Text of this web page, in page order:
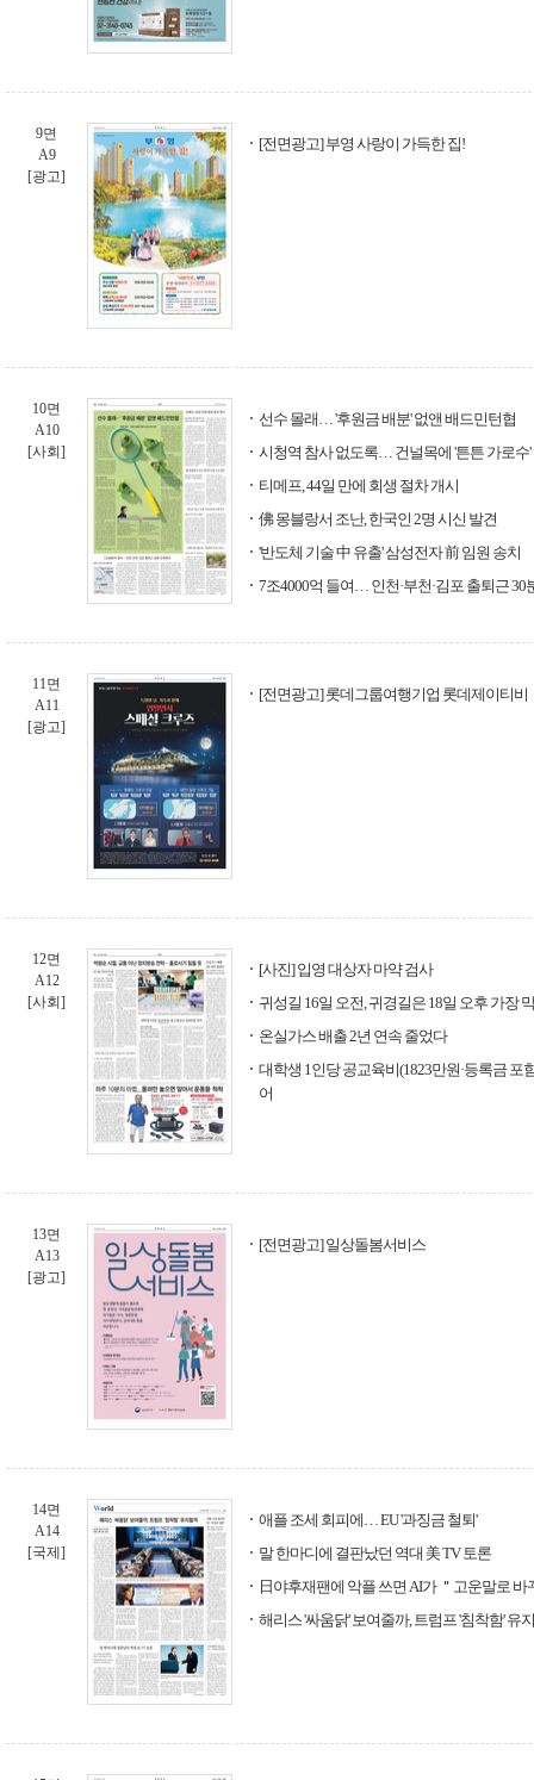
9면
A9
[광고]
[전면광고] 부영 사랑이 가득한 집!
10면
A10
[사회]
선수 몰래… '후원금 배분' 없앤 배드민턴협
시청역 참사 없도록… 건널목에 '튼튼 가로수'
티메프, 44일 만에 회생 절차 개시
佛 몽블랑서 조난, 한국인 2명 시신 발견
'반도체 기술 中 유출' 삼성전자 前 임원 송치
7조4000억 들여… 인천·부천·김포 출퇴근 30
11면
A11
[광고]
[전면광고] 롯데그룹여행기업 롯데제이티비
12면
A12
[사회]
[사진] 입영 대상자 마약 검사
귀성길 16일 오전, 귀경길은 18일 오후 가장
온실가스 배출 2년 연속 줄었다
대학생 1인당 공교육비(1823만원·등록금 포
어
13면
A13
[광고]
[전면광고] 일상돌봄서비스
14면
A14
[국제]
애플 조세 회피에… EU '과징금 철퇴'
말 한마디에 결판났던 역대 美 TV 토론
日야후재팬에 악플 쓰면 AI가 ＂고운말로 바
해리스 '싸움닭' 보여줄까, 트럼프 '침착함' 유